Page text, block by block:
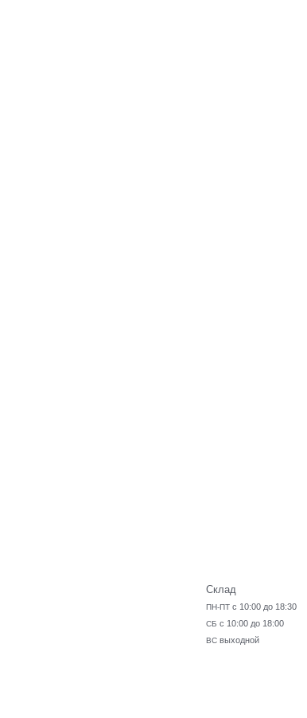
Склад
ПН-ПТ с 10:00 до 18:30
СБ с 10:00 до 18:00
ВС выходной